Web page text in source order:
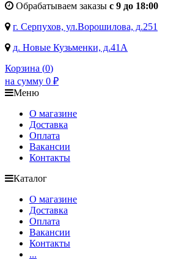
Обрабатываем заказы с 9 до 18:00
г. Серпухов, ул.Ворошилова, д.251
д. Новые Кузьменки, д.41А
Корзина (0)
на сумму 0 ₽
Меню
О магазине
Доставка
Оплата
Вакансии
Контакты
Каталог
О магазине
Доставка
Оплата
Вакансии
Контакты
...